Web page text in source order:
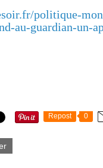
politique-
au-guardian-un-
Repost 0